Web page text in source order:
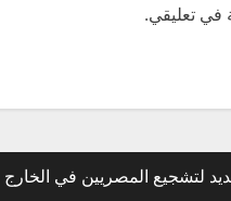
في تعليقي.
لتشجيع المصريين في